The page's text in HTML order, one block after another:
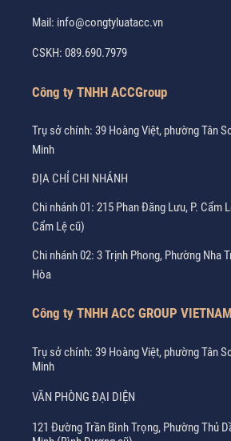
Mail: info@congtyluatacc.vn
CSKH: 089.690.7979
Công ty TNHH ACCGroup
Trụ sở chính: 39 Hoàng Việt, phường Tân
Minh
ĐỊA CHỈ CHI NHÁNH
Chi nhánh 01: 215 Phan Đăng Lưu, P. Cẩm
Cẩm Lệ cũ)
Chi nhánh 02: 3 Trịnh Phong, Phường Nha
Hòa
Công ty TNHH ACC GROUP VIETNAM
Trụ sở chính: 39 Hoàng Việt, phường Tân
Minh
VĂN PHÒNG ĐẠI DIỆN
121 Đường Trần Bình Trọng, Phường Thủ